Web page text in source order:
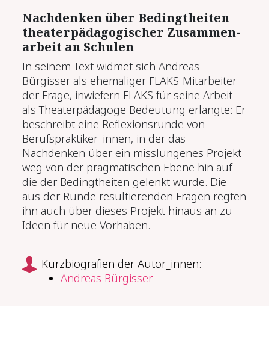
Nach­den­ken über Be­dingt­hei­ten
thea­ter­päd­ago­gi­scher Zu­sam­men­
ar­beit an Schu­len
In seinem Text widmet sich Andreas
Bürgisser als ehemaliger FLAKS-Mitarbeiter
der Frage, inwiefern FLAKS für seine Arbeit
als Theaterpädagoge Bedeutung erlangte: Er
beschreibt eine Reflexionsrunde von
Berufspraktiker_innen, in der das
Nachdenken über ein misslungenes Projekt
weg von der pragmatischen Ebene hin auf
die der Bedingtheiten gelenkt wurde. Die
aus der Runde resultierenden Fragen regten
ihn auch über dieses Projekt hinaus an zu
Ideen für neue Vorhaben.
Kurzbiografien der Autor_innen:
Andreas Bürgisser